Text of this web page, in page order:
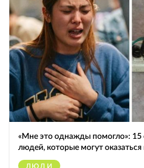
«Мне это однажды помогло»: 15
людей, которые могут
ЛЮДИ